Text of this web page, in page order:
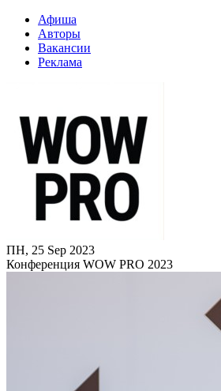
Афиша
Авторы
Вакансии
Реклама
ПН, 25 Sep 2023
Конференция WOW PRO 2023